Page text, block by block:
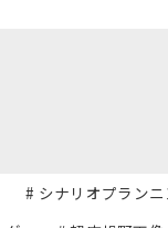
# シナリオプラン